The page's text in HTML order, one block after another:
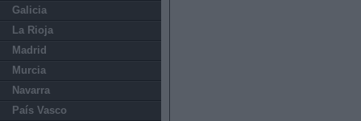
Galicia
La Rioja
Madrid
Murcia
Navarra
País Vasco